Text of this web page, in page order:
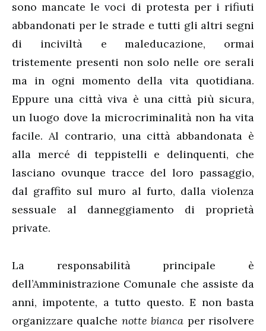
sono mancate le voci di protesta per i rifiuti
abbandonati per le strade e tutti gli altri segni
di inciviltà e maleducazione, ormai
tristemente presenti non solo nelle ore serali
ma in ogni momento della vita quotidiana.
Eppure una città viva è una città più sicura,
un luogo dove la microcriminalità non ha vita
facile. Al contrario, una città abbandonata è
alla mercé di teppistelli e delinquenti, che
lasciano ovunque tracce del loro passaggio,
dal graffito sul muro al furto, dalla violenza
sessuale al danneggiamento di proprietà
private.
La responsabilità principale è
dell’Amministrazione Comunale che assiste da
anni, impotente, a tutto questo. E non basta
organizzare qualche notte bianca per risolvere